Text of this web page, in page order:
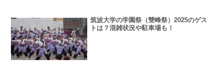
筑波大学の学園祭（雙峰祭）2025のゲス
トは？混雑状況や駐車場も！